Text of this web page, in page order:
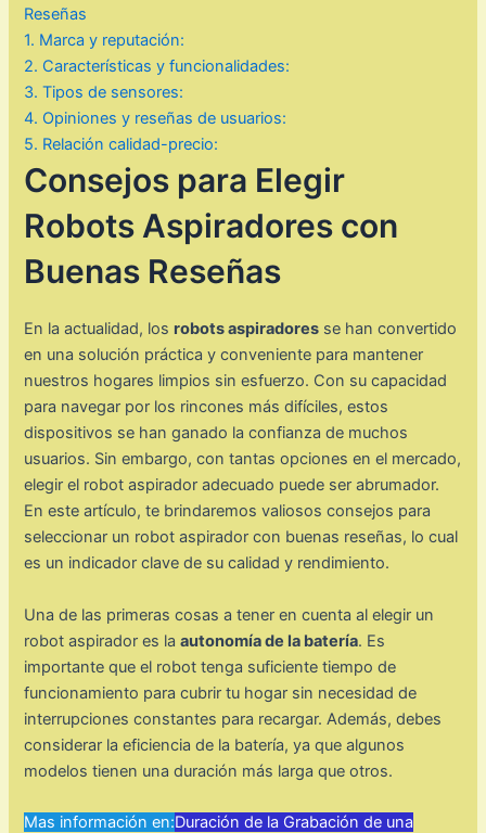
Reseñas
1. Marca y reputación:
2. Características y funcionalidades:
3. Tipos de sensores:
4. Opiniones y reseñas de usuarios:
5. Relación calidad-precio:
Consejos para Elegir
Robots Aspiradores con
Buenas Reseñas
En la actualidad, los robots aspiradores se han convertido
en una solución práctica y conveniente para mantener
nuestros hogares limpios sin esfuerzo. Con su capacidad
para navegar por los rincones más difíciles, estos
dispositivos se han ganado la confianza de muchos
usuarios. Sin embargo, con tantas opciones en el mercado,
elegir el robot aspirador adecuado puede ser abrumador.
En este artículo, te brindaremos valiosos consejos para
seleccionar un robot aspirador con buenas reseñas, lo cual
es un indicador clave de su calidad y rendimiento.
Una de las primeras cosas a tener en cuenta al elegir un
robot aspirador es laautonomía de la batería. Es
importante que el robot tenga suficiente tiempo de
funcionamiento para cubrir tu hogar sin necesidad de
interrupciones constantes para recargar. Además, debes
considerar la eficiencia de la batería, ya que algunos
modelos tienen una duración más larga que otros.
Mas información en:Duración de la Grabación de una